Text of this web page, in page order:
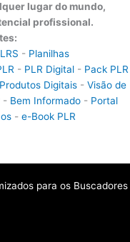
lugar do mundo,
profissional.
- Planilhas
- PLR Digital- Pack PLR
Digitais- Visão de
- Bem Informado - Portal
- e-Book PLR
para os Buscadores